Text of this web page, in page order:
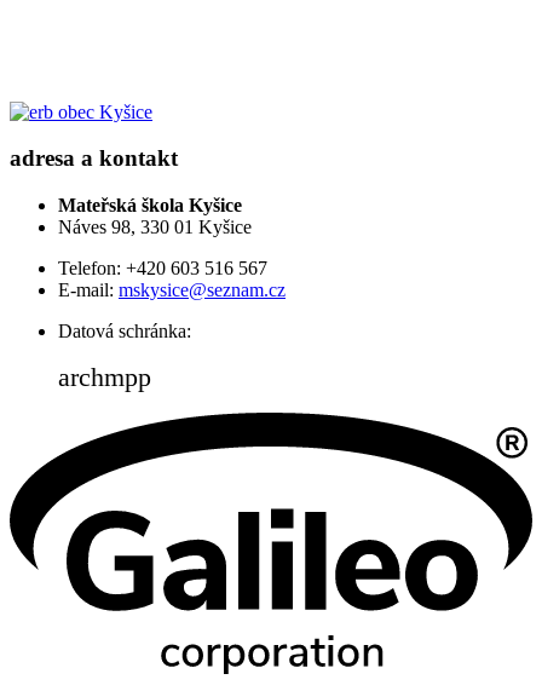
obec Kyšice
adresa a kontakt
Mateřská škola Kyšice
Náves 98, 330 01 Kyšice
Telefon: +420 603 516 567
E-mail: mskysice@seznam.cz
Datová schránka:
archmpp